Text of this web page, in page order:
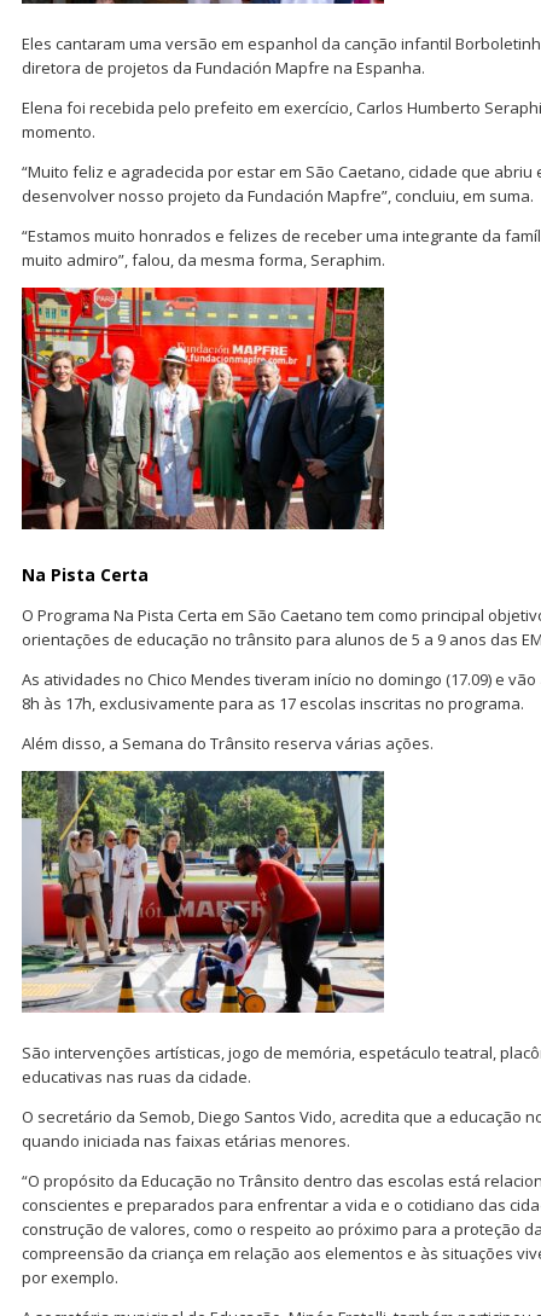
Eles cantaram uma versão em espanhol da canção infantil
diretora de projetos da Fundación Mapfre na Espanha.
Elena foi recebida pelo prefeito em exercício, Carlos Humberto
momento.
“Muito feliz e agradecida por estar em São Caetano, cidade que
desenvolver nosso projeto da Fundación Mapfre”, concluiu, em suma.
“Estamos muito honrados e felizes de receber uma integrante da
muito admiro”, falou, da mesma forma, Seraphim.
Na Pista Certa
O Programa Na Pista Certa em São Caetano tem como principal
orientações de educação no trânsito para alunos de 5 a 9 anos das
As atividades no Chico Mendes tiveram início no domingo (17.09) e
8h às 17h, exclusivamente para as 17 escolas inscritas no programa.
Além disso, a Semana do Trânsito reserva várias ações.
São intervenções artísticas, jogo de memória, espetáculo teatral,
educativas nas ruas da cidade.
O secretário da Semob, Diego Santos Vido, acredita que a educação
quando iniciada nas faixas etárias menores.
“O propósito da Educação no Trânsito dentro das escolas está
conscientes e preparados para enfrentar a vida e o cotidiano das
construção de valores, como o respeito ao próximo para a proteção
compreensão da criança em relação aos elementos e às situações
por exemplo.